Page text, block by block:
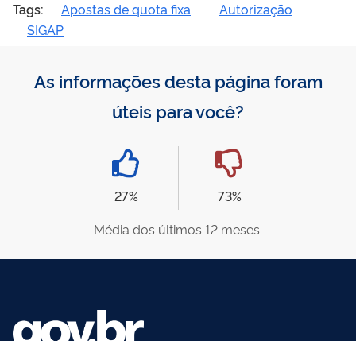
Tags: Apostas de quota fixa
Autorização
SIGAP
As informações desta página foram
úteis para você?
27%
73%
Média dos últimos 12 meses.